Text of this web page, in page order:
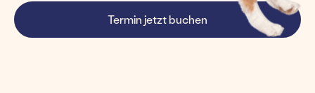
Termin jetzt buchen